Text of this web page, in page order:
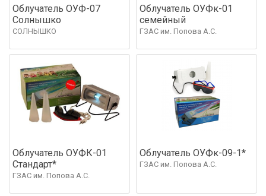
Облучатель ОУФ-07
Солнышко
СОЛНЫШКО
Облучатель ОУФк-01
семейный
ГЗАС им. Попова А.С.
Облучатель ОУФК-01
Стандарт*
ГЗАС им. Попова А.С.
Облучатель ОУФк-09-1*
ГЗАС им. Попова А.С.